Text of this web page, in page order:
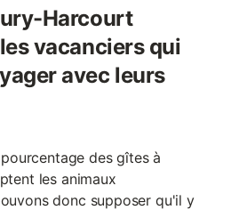
Harcourt
vacanciers qui
avec leurs
des gîtes à
les animaux
donc supposer qu'il y